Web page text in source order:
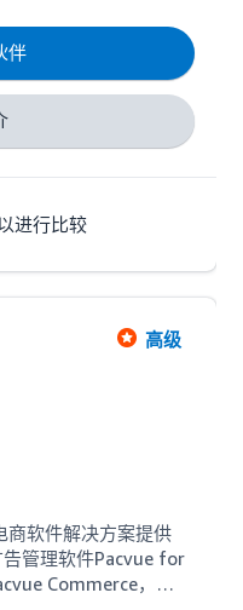
决方案
量分层级精细化运营
解，构建全类目
份额；通过Anker 10
效流量监控+Rule规
量体系帮助卖家实现
优化、扩大市场份
伴
进行比较
高级
商软件解决方案提供
管理软件Pacvue for
Commerce，